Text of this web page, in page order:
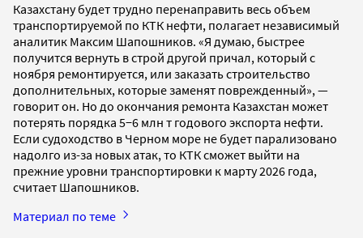
Казахстану будет трудно перенаправить весь объем
транспортируемой по КТК нефти, полагает независимый
аналитик Максим Шапошников. «Я думаю, быстрее
получится вернуть в строй другой причал, который с
ноября ремонтируется, или заказать строительство
дополнительных, которые заменят поврежденный», —
говорит он. Но до окончания ремонта Казахстан может
потерять порядка 5−6 млн т годового экспорта нефти.
Если судоходство в Черном море не будет парализовано
надолго из-за новых атак, то КТК сможет выйти на
прежние уровни транспортировки к марту 2026 года,
считает Шапошников.
Материал по теме